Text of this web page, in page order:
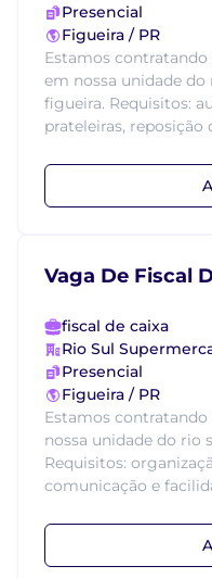
Presencial
Figueira / PR
Estamos
em nossa unidade
figueira. Requisitos:
prateleiras, reposição
Vaga De Fiscal
fiscal de caixa
Rio Sul
Presencial
Figueira / PR
Estamos contratando
nossa unidade do rio
Requisitos:
comunicação e